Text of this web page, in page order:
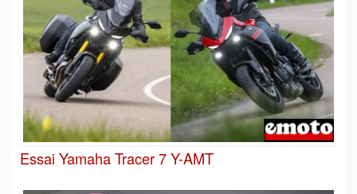
Essai Yamaha Tracer 7 Y-AMT